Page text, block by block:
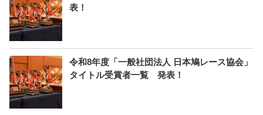
表！
令和8年度「一般社団法人 日本鳩レース協会」
タイトル受賞者一覧 発表！